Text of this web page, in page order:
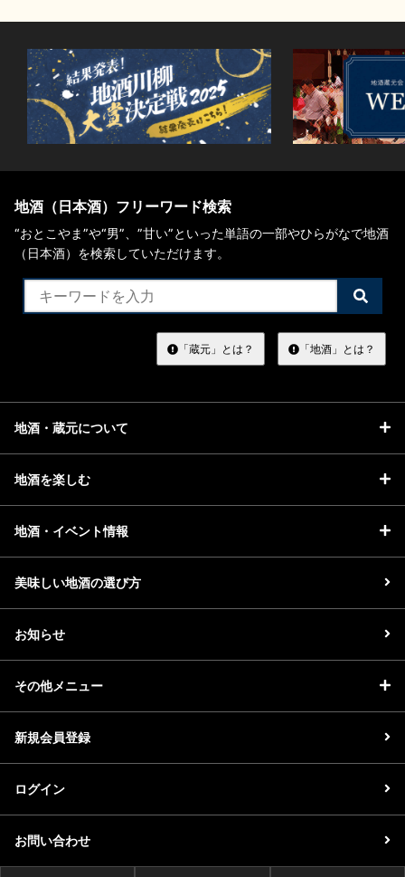
地酒（日本酒）フリーワード検索
“おとこやま”や“男”、”甘い”といった単語の一部やひらがなで地酒
（日本酒）を検索していただけます。
検
索
す
る
「蔵元」とは？ 「地酒」とは？
地酒・蔵元について
地酒を楽しむ
地酒・イベント情報
美味しい地酒の選び方
お知らせ
その他メニュー
新規会員登録
ログイン
お問い合わせ